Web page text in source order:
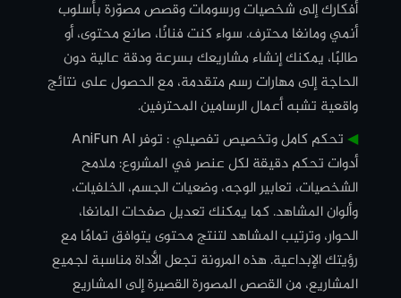
أفكارك إلى شخصيات ورسومات وقصص مصوّرة بأسلوب
أنمي ومانغا محترف. سواء كنت فنانًا، صانع محتوى، أو
طالبًا، يمكنك إنشاء مشاريعك بسرعة ودقة عالية دون
الحاجة إلى مهارات رسم متقدمة، مع الحصول على نتائج
واقعية تشبه أعمال الرسامين المحترفين.
◀︎
تحكم كامل وتخصيص تفصيلي : توفر AniFun AI
أدوات تحكم دقيقة لكل عنصر في المشروع: ملامح
الشخصيات، تعابير الوجه، وضعيات الجسم، الخلفيات،
وألوان المشاهد. كما يمكنك تعديل صفحات المانغا،
الحوار، وترتيب المشاهد لتنتج محتوى يتوافق تمامًا مع
رؤيتك الإبداعية. هذه المرونة تجعل الأداة مناسبة لجميع
المشاريع، من القصص المصورة القصيرة إلى المشاريع